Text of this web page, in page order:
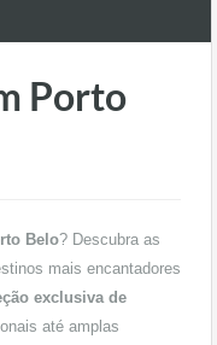
Porto
Belo? Descubra as
mais encantadores
exclusiva de
até amplas